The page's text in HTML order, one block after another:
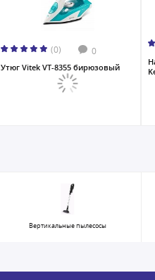
(0) 0
Утюг Vitek VT-8355 бирюзовый
Вертикальные пылесосы